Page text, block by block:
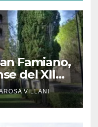
Famiano,
del XII
VILLANI